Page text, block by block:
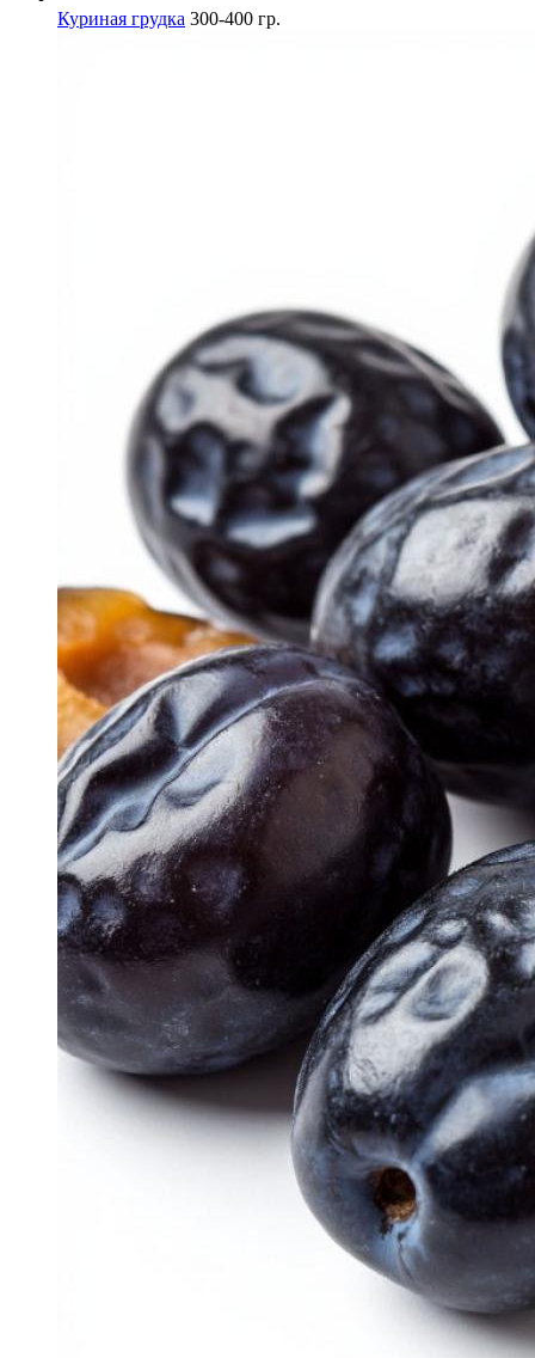
Куриная грудка 300-400 гр.